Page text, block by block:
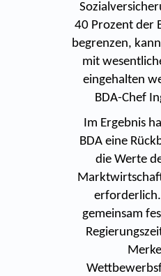
40 Prozent der
begrenzen,
mit
eingehalten
BDA-Chef
Im Ergebnis
BDA eine
die Werte
erforderlich.
gemeinsam